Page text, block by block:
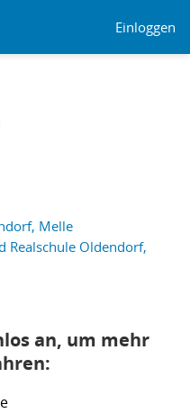
Einloggen
Melle
Realschule Oldendorf,
an, um mehr